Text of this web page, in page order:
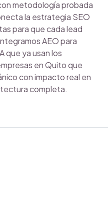
metodología probada
la estrategia SEO
para que cada lead
AEO para
que ya usan los
en Quito que
con impacto real en
completa.